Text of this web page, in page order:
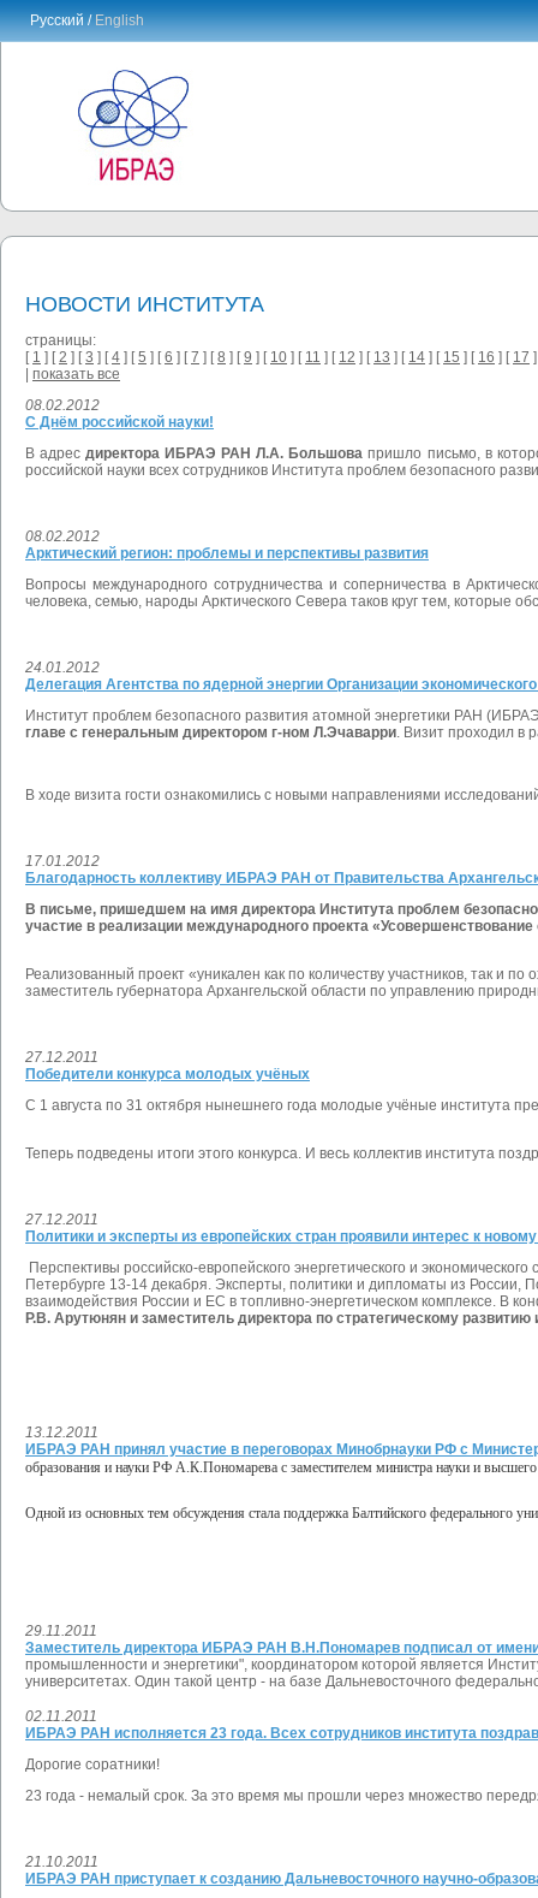
Русский /English
НОВОСТИ ИНСТИТУТА
страницы:
[ 1 ] [2 ] [3 ] [4 ] [5 ] [6 ] [7 ] [8 ] [9 ] [ 10 ] [ 11 ] [ 12 ] [ 13 ] [ 14 ] [ 15 ] [ 16 ] [ 17
показать все
08.02.2012
С Днём российской науки!
В адресдиректора ИБРАЭ РАН Л.А. Большова пришло письмо, в
российской науки всех сотрудников Института проблем безопасного
08.02.2012
Арктический регион: проблемы и перспективы развития
Вопросы международного сотрудничества и соперничества в
человека, семью, народы Арктического Севера таков круг тем, которые
24.01.2012
Делегация Агентства по ядерной энергии Организации
Институт проблем безопасного развития атомной энергетики РАН
главе с генеральным директором г-ном Л.Эчаварри. Визит проходил в
В ходе визита гости ознакомились с новыми направлениями
17.01.2012
Благодарность коллективу ИБРАЭ РАН от Правительства
В письме, пришедшем на имя директора Института проблем
участие в реализации международного проекта
Реализованный проект «уникален как по количеству участников, так и
заместитель губернатора Архангельской области по управлению
27.12.2011
Победители конкурса молодых учёных
С 1 августа по 31 октября нынешнего года молодые учёные института
Теперь подведены итоги этого конкурса. И весь коллектив института
27.12.2011
Политики и эксперты из европейских стран проявили интерес к
Перспективы российско-европейского энергетического и
Петербурге 13-14 декабря. Эксперты, политики и дипломаты из
взаимодействия России и ЕС в топливно-энергетическом комплексе. В
Р.В. Арутюнян и заместитель директора по стратегическому
13.12.2011
ИБРАЭ РАН принял участие в переговорах Минобрнауки РФ с
образования и науки РФ А.К.Пономарева с заместителем министра науки и
Одной из основных тем обсуждения стала поддержка Балтийского федерального
29.11.2011
Заместитель директора ИБРАЭ РАН В.Н.Пономарев подписал от
промышленности и энергетики", координатором которой является
университетах. Один такой центр - на базе Дальневосточного
02.11.2011
ИБРАЭ РАН исполняется 23 года. Всех сотрудников института
Дорогие соратники!
23 года - немалый срок. За это время мы прошли через множество
21.10.2011
ИБРАЭ РАН приступает к созданию Дальневосточного научно-